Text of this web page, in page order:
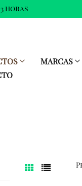
horas
MARCAS